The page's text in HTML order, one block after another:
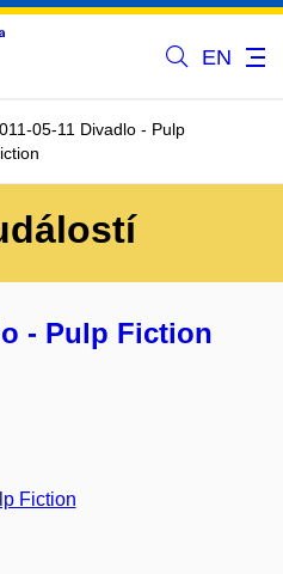
EN
05-11 Divadlo - Pulp
- Pulp Fiction